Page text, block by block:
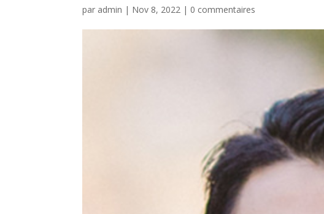
par admin | Nov 8, 2022 | 0 commentaires